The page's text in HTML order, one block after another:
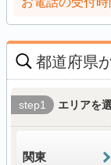
都道府県
step1 エリアを
関東